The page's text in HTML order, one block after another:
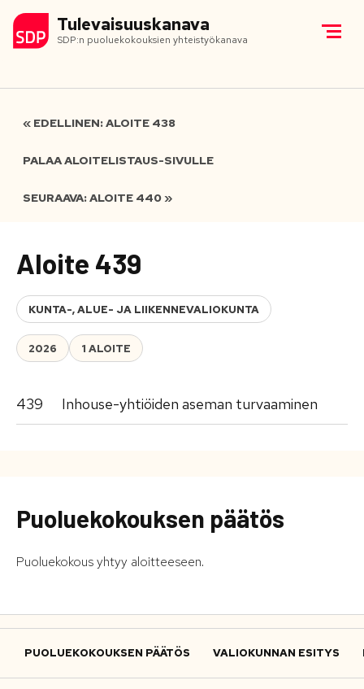
Tulevaisuuskanava
SDP:n puoluekokouksien yhteistyökanava
« EDELLINEN: ALOITE 438
PALAA ALOITELISTAUS-SIVULLE
SEURAAVA: ALOITE 440 »
Aloite 439
KUNTA-, ALUE- JA LIIKENNEVALIOKUNTA
2026 1 ALOITE
439 Inhouse-yhtiöiden aseman turvaaminen
Puoluekokouksen päätös
Puoluekokous yhtyy aloitteeseen.
PUOLUEKOKOUKSEN PÄÄTÖS VALIOKUNNAN ESITYS